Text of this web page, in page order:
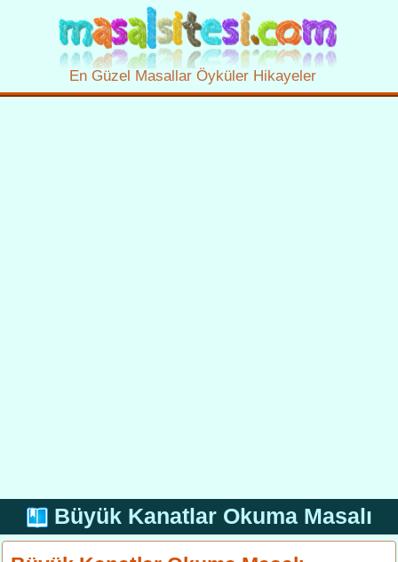
En Güzel Masallar Öyküler Hikayeler
Büyük Kanatlar Okuma Masalı